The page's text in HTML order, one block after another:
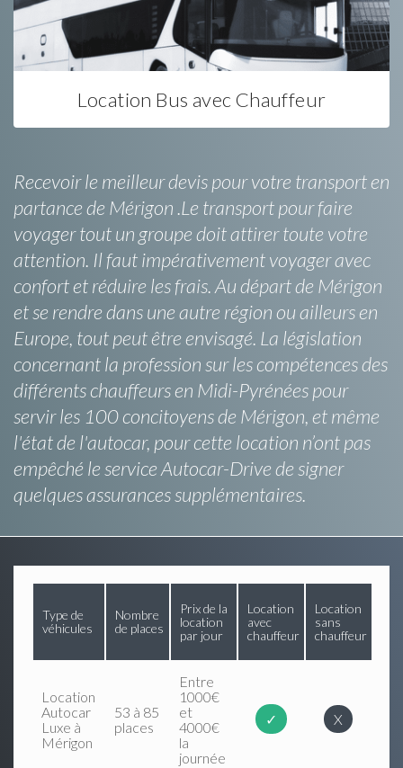
Location Bus avec Chauffeur
Recevoir le meilleur devis pour votre transport en
partance de Mérigon .Le transport pour faire
voyager tout un groupe doit attirer toute votre
attention. Il faut impérativement voyager avec
confort et réduire les frais. Au départ de Mérigon
et se rendre dans une autre région ou ailleurs en
Europe, tout peut être envisagé. La législation
concernant la profession sur les compétences des
différents chauffeurs en Midi-Pyrénées pour
servir les 100 concitoyens de Mérigon, et même
l'état de l'autocar, pour cette location n’ont pas
empêché le service Autocar-Drive de signer
quelques assurances supplémentaires.
Type de
véhicules
Nombre
de places
Prix de la
location
par jour
Location
avec
chauffeur
Location
sans
chauffeur
Location
Autocar
Luxe à
Mérigon
53 à 85
places
Entre
1000€
et
4000€
la
journée
✓ X